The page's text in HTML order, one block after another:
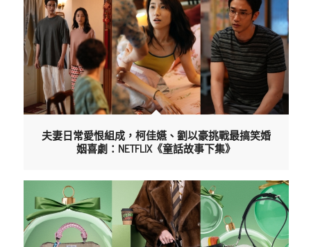
夫妻日常愛恨組成，柯佳嬿、劉以豪挑戰最搞笑婚
姻喜劇：NETFLIX《童話故事下集》